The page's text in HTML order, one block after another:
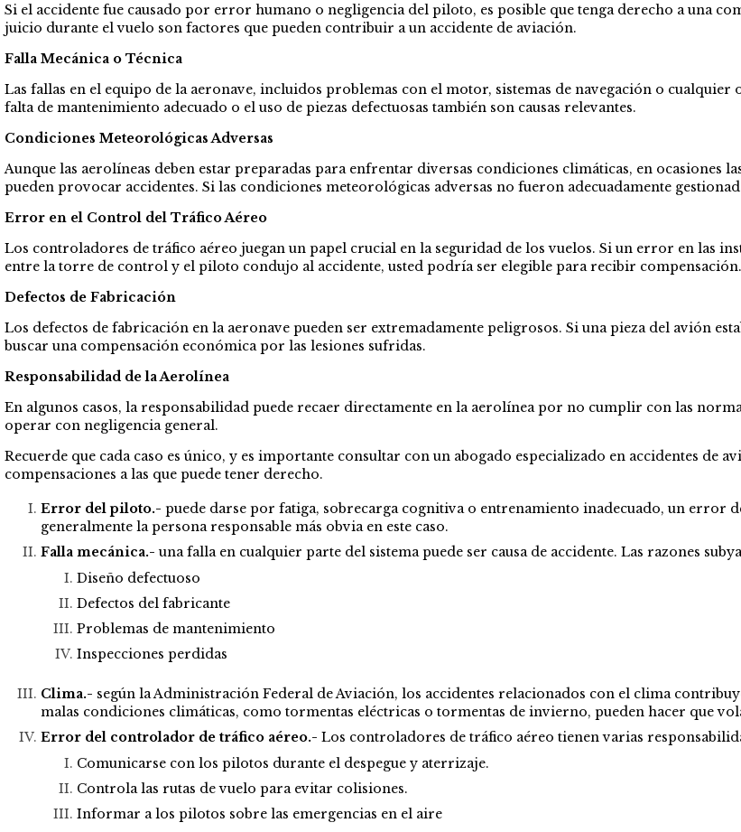
Si el accidente fue causado por error humano o negligencia del piloto, es posible que tenga derecho a una
juicio durante el vuelo son factores que pueden contribuir a un accidente de aviación.
Falla Mecánica o Técnica
Las fallas en el equipo de la aeronave, incluidos problemas con el motor, sistemas de navegación o
falta de mantenimiento adecuado o el uso de piezas defectuosas también son causas relevantes.
Condiciones Meteorológicas Adversas
Aunque las aerolíneas deben estar preparadas para enfrentar diversas condiciones climáticas, en ocasiones
pueden provocar accidentes. Si las condiciones meteorológicas adversas no fueron adecuadamente
Error en el Control del Tráfico Aéreo
Los controladores de tráfico aéreo juegan un papel crucial en la seguridad de los vuelos. Si un error en las
entre la torre de control y el piloto condujo al accidente, usted podría ser elegible para recibir compensación.
Defectos de Fabricación
Los defectos de fabricación en la aeronave pueden ser extremadamente peligrosos. Si una pieza del avión
buscar una compensación económica por las lesiones sufridas.
Responsabilidad de la Aerolínea
En algunos casos, la responsabilidad puede recaer directamente en la aerolínea por no cumplir con las
operar con negligencia general.
Recuerde que cada caso es único, y es importante consultar con un abogado especializado en accidentes de
compensaciones a las que puede tener derecho.
Error del piloto.- puede darse por fatiga, sobrecarga cognitiva o entrenamiento inadecuado, un error
generalmente la persona responsable más obvia en este caso.
Falla mecánica.- una falla en cualquier parte del sistema puede ser causa de accidente. Las razones
Diseño defectuoso
Defectos del fabricante
Problemas de mantenimiento
Inspecciones perdidas
Clima.- según la Administración Federal de Aviación, los accidentes relacionados con el clima
malas condiciones climáticas, como tormentas eléctricas o tormentas de invierno, pueden hacer que
Error del controlador de tráfico aéreo.- Los controladores de tráfico aéreo tienen varias
Comunicarse con los pilotos durante el despegue y aterrizaje.
Controla las rutas de vuelo para evitar colisiones.
Informar a los pilotos sobre las emergencias en el aire